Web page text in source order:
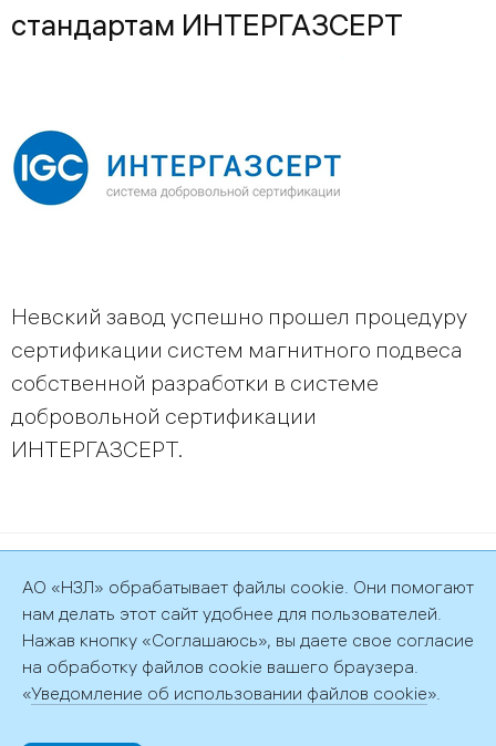
стандартам ИНТЕРГАЗСЕРТ
Невский завод успешно прошел процедуру
сертификации систем магнитного подвеса
собственной разработки в системе
добровольной сертификации
ИНТЕРГАЗСЕРТ.
Политика обработки персональных данных
192029, г. Санкт-Петербург, пр. Обуховской обороны, д. 51, лит.
АО «НЗЛ» обрабатывает файлы cookie. Они помогают
нам делать этот сайт удобнее для пользователей.
Нажав кнопку «Соглашаюсь», вы даете свое согласие
на обработку файлов cookie вашего браузера.
«Уведомление об использовании файлов cookie».